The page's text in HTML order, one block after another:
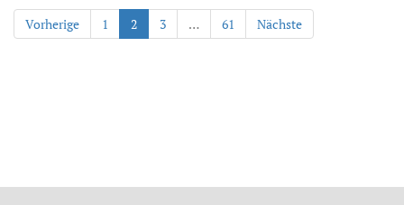
Vorherige 1 2 3 … 61 Nächste